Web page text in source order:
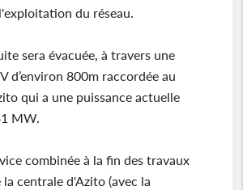
du réseau.
sera évacuée, à travers une
d’environ 800m raccordée au
qui a une puissance actuelle
MW.
combinée à la fin des travaux
centrale d'Azito (avec la